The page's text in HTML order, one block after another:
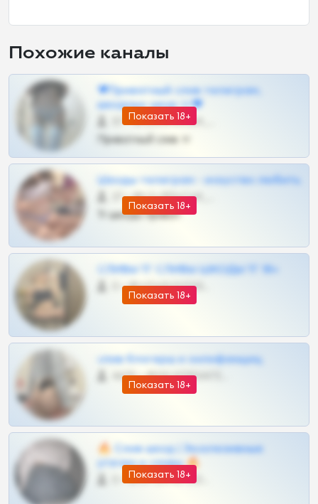
Похожие каналы
Показать 18+
❤Приватный слив телеграм,
шкодных шкур тг❤
57 •
Приватный слив тг
Показать 18+
Шкоды телеграм - искуство любить
27 •
Тг шкоды приват
Показать 18+
СЛИВЫ ТГ СЛИВЫ ШКОДЫ ТГ 18+
0 •
Показать 18+
слив блогерш и онлифанщиц
4675 •
Показать 18+
🔥 Слив шкод | Эксклюзивные
утечки и сливы 🔥
0 •